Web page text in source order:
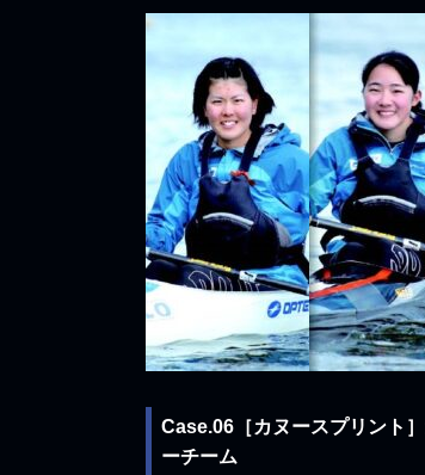
Case.06［カヌースプリント
ーチーム